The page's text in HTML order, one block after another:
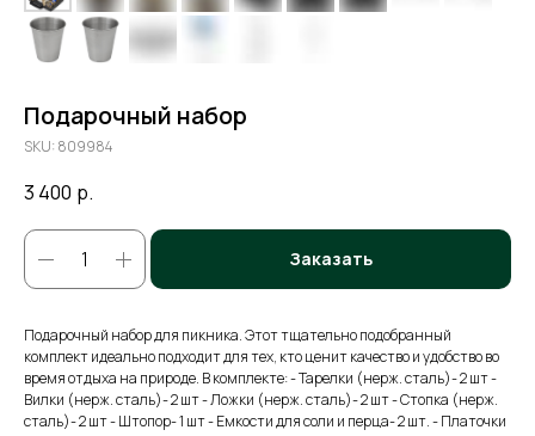
Подарочный набор
SKU: 809984
3 400 р.
Заказать
Подарочный набор для пикника. Этот тщательно подобранный
комплект идеально подходит для тех, кто ценит качество и удобство во
время отдыха на природе. В комплекте: - Тарелки (нерж. сталь)- 2 шт -
Вилки (нерж. сталь)- 2 шт - Ложки (нерж. сталь)- 2 шт - Стопка (нерж.
сталь)- 2 шт - Штопор- 1 шт - Емкости для соли и перца- 2 шт. - Платочки